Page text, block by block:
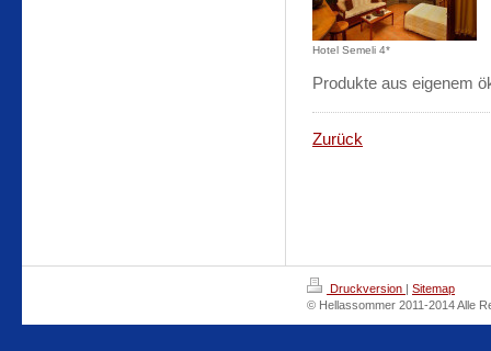
Hotel Semeli 4*
Produkte aus eigenem
Zurück
Druckversion | Sitemap
© Hellassommer 2011-2014 Alle